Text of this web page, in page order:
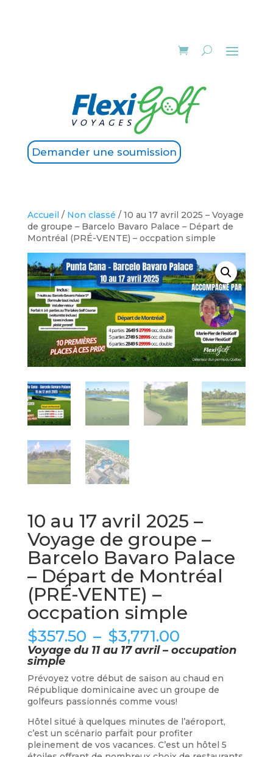
Demander une soumission
Accueil / Non classé / 10 au 17 avril 2025 – Voyage
de groupe – Barcelo Bavaro Palace – Départ de
Montréal (PRÉ-VENTE) – occpation simple
10 au 17 avril 2025 –
Voyage de groupe –
Barcelo Bavaro Palace
– Départ de Montréal
(PRÉ-VENTE) –
occpation simple
$357.50 – $3,771.00Plage
de
prix :
$357.50
à
$3,771.00
Voyage du 11 au 17 avril – occupation
simple
Prévoyez votre début de saison au chaud en
République dominicaine avec un groupe de
golfeurs passionnés comme vous!
Hôtel situé à quelques minutes de l’aéroport,
c’est un scénario parfait pour profiter
pleinement de vos vacances. C’est un hôtel 5